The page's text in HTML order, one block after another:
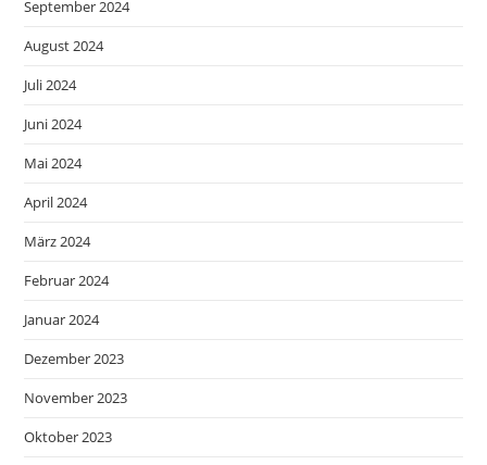
September 2024
August 2024
Juli 2024
Juni 2024
Mai 2024
April 2024
März 2024
Februar 2024
Januar 2024
Dezember 2023
November 2023
Oktober 2023